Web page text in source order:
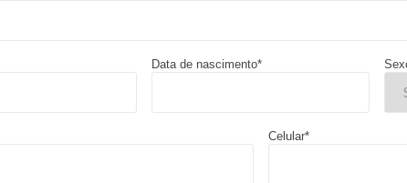
Data de nascimento*
Celular*